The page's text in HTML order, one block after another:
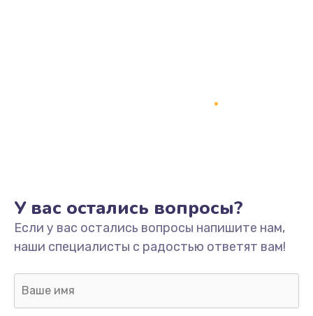
У вас остались вопросы?
Если у вас остались вопросы напишите нам,
наши специалисты с радостью ответят вам!